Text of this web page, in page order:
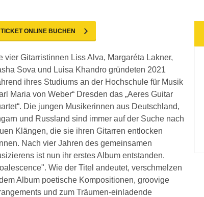
TICKET ONLINE BUCHEN
vier Gitarristinnen Liss Alva, Margaréta Lakner,
Sova und Luisa Khandro gründeten 2021
ihres Studiums an der Hochschule für Musik
Maria von Weber“ Dresden das „Aeres Guitar
Die jungen Musikerinnen aus Deutschland,
und Russland sind immer auf der Suche nach
Klängen, die sie ihren Gitarren entlocken
Nach vier Jahren des gemeinsamen
ist nun ihr erstes Album entstanden.
Wie der Titel andeutet, verschmelzen
Album poetische Kompositionen, groovige
und zum Träumen-einladende